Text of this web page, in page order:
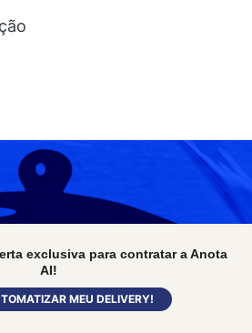
exclusiva para contratar a Anota
AI!
MEU DELIVERY!